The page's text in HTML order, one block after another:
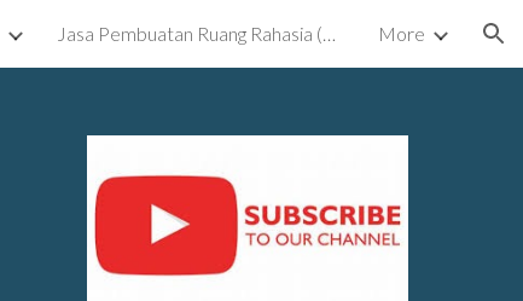
Jasa Pembuatan Ruang Rahasia (Ruang Tersembunyi) Surabaya More